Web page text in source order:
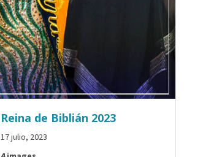
Reina de Biblián 2023
17 julio, 2023